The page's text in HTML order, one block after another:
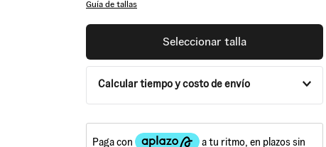
Guía de tallas
Seleccionar talla
Calcular tiempo y costo de envío